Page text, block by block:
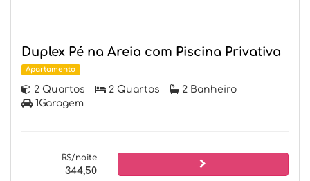
Duplex Pé na Areia com Piscina Privativa
Apartamento
2 Quartos 2 Quartos
2 Banheiro
1Garagem
R$/noite
344,50